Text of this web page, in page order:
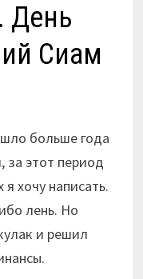
День
Сиам
больше года
за этот период
хочу написать.
лень. Но
и решил